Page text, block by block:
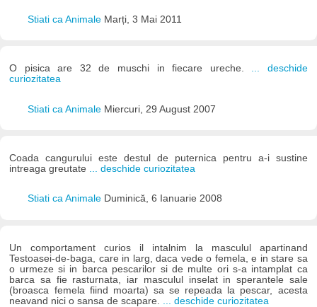
Stiati ca Animale Marți, 3 Mai 2011
O pisica are 32 de muschi in fiecare ureche. ... deschide
curiozitatea
Stiati ca Animale Miercuri, 29 August 2007
Coada cangurului este destul de puternica pentru a-i sustine
intreaga greutate ... deschide curiozitatea
Stiati ca Animale Duminică, 6 Ianuarie 2008
Un comportament curios il intalnim la masculul apartinand
Testoasei-de-baga, care in larg, daca vede o femela, e in stare sa
o urmeze si in barca pescarilor si de multe ori s-a intamplat ca
barca sa fie rasturnata, iar masculul inselat in sperantele sale
(broasca femela fiind moarta) sa se repeada la pescar, acesta
neavand nici o sansa de scapare.
... deschide curiozitatea